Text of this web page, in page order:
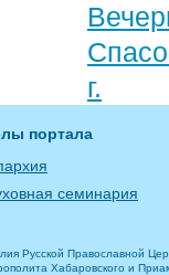
г.
портала
семинария
Русской Православной
Хабаровского и